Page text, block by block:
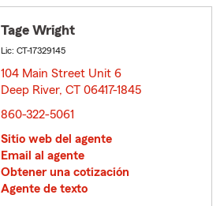
Tage Wright
Lic: CT-17329145
104 Main Street Unit 6
Deep River, CT 06417-1845
860-322-5061
Sitio web del agente
Email al agente
Obtener una cotización
Agente de texto